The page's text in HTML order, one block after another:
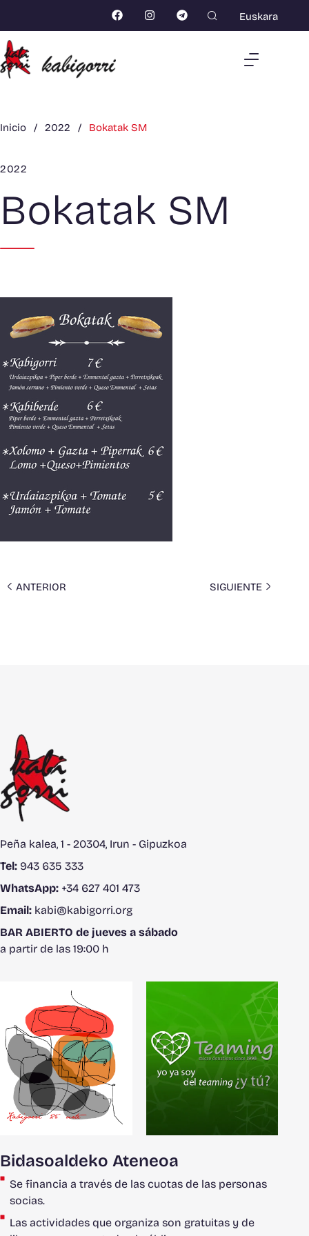
Euskara
Inicio / 2022 / Bokatak SM
2022
Bokatak SM
ANTERIOR SIGUIENTE
Peña kalea, 1 - 20304, Irun - Gipuzkoa
Tel: 943 635 333
WhatsApp: +34 627 401 473
Email: kabi@kabigorri.org
BAR ABIERTO de jueves a sábado
a partir de las 19:00 h
Bidasoaldeko Ateneoa
Se financia a través de las cuotas de las personas
socias.
Las actividades que organiza son gratuitas y de